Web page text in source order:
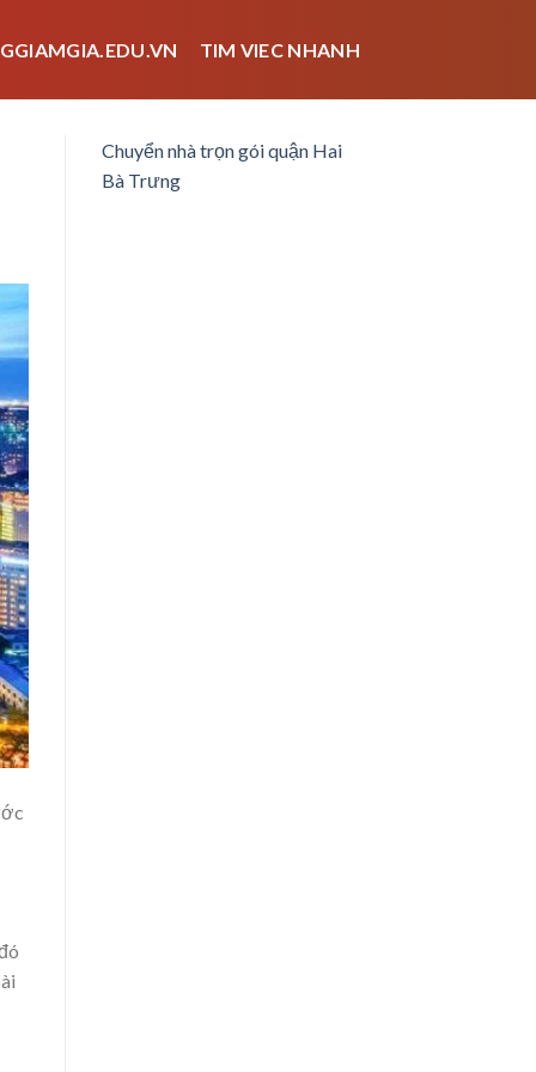
TIM VIEC NHANH
Chuyển nhà trọn gói quận Hai
Bà Trưng